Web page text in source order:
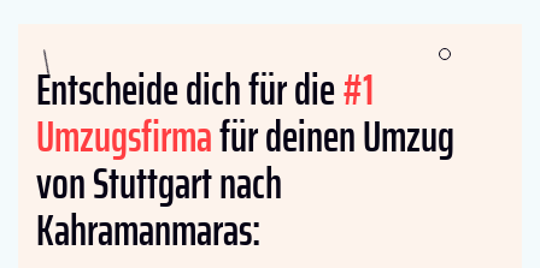
Entscheide dich für die#1
Umzugsfirmafür deinen Umzug
von Stuttgart nach
Kahramanmaras: